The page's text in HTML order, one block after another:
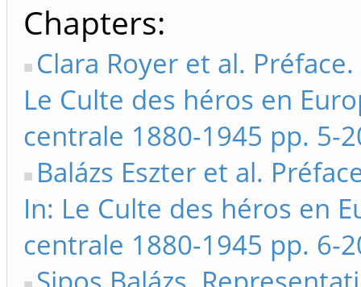
Chapters
Clara Royer et al.
Le Culte des héros en
centrale 1880-1945 pp. 5-
Balázs Eszter et al.
In: Le Culte des héros en
centrale 1880-1945 pp. 6-